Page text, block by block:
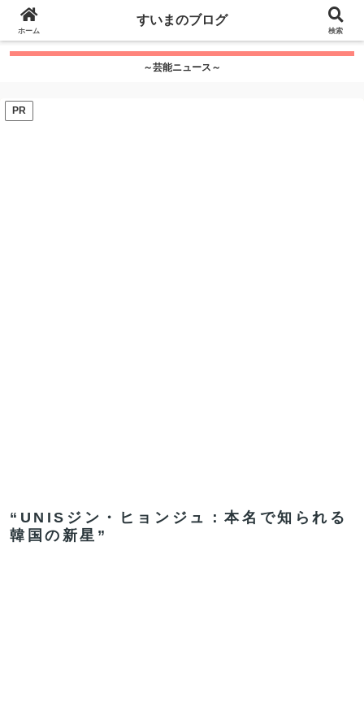
google.com, pub-7115624674097404, DIRECT,
f08c47fec0942fa0
～芸能ニュース～
PR
“UNISジン・ヒョンジュ：本名で知られる
韓国の新星”
ホーム
すいまのブログ
検索